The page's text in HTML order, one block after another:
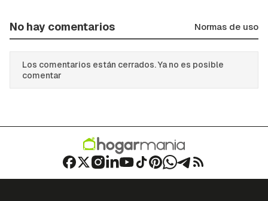
No hay comentarios Normas de uso
Los comentarios están cerrados. Ya no es posible
comentar